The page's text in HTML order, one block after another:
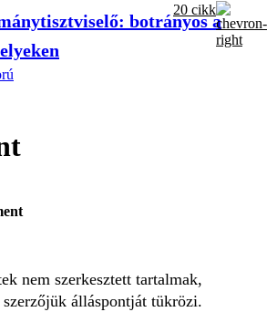
botrányos a
20 cikk
nem szerkesztett tartalmak,
álláspontját tükrözi.